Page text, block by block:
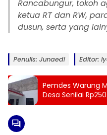
Rancabungur, tokoh
ketua RT dan RW,
dusun, serta yang
Penulis: Junaedi Editor:
Pemdes Warung
Desa Senilai